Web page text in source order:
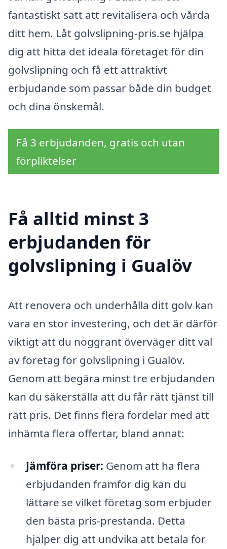
fantastiskt sätt att revitalisera och vårda
ditt hem. Låt golvslipning-pris.se hjälpa
dig att hitta det ideala företaget för din
golvslipning och få ett attraktivt
erbjudande som passar både din budget
och dina önskemål.
Få 3 erbjudanden, gratis och utan
förpliktelser
Få alltid minst 3
erbjudanden för
golvslipning i Gualöv
Att renovera och underhålla ditt golv kan
vara en stor investering, och det är därför
viktigt att du noggrant överväger ditt val
av företag för golvslipning i Gualöv.
Genom att begära minst tre erbjudanden
kan du säkerställa att du får rätt tjänst till
rätt pris. Det finns flera fördelar med att
inhämta flera offertar, bland annat:
Jämföra priser: Genom att ha flera
erbjudanden framför dig kan du
lättare se vilket företag som erbjuder
den bästa pris-prestanda. Detta
hjälper dig att undvika att betala för